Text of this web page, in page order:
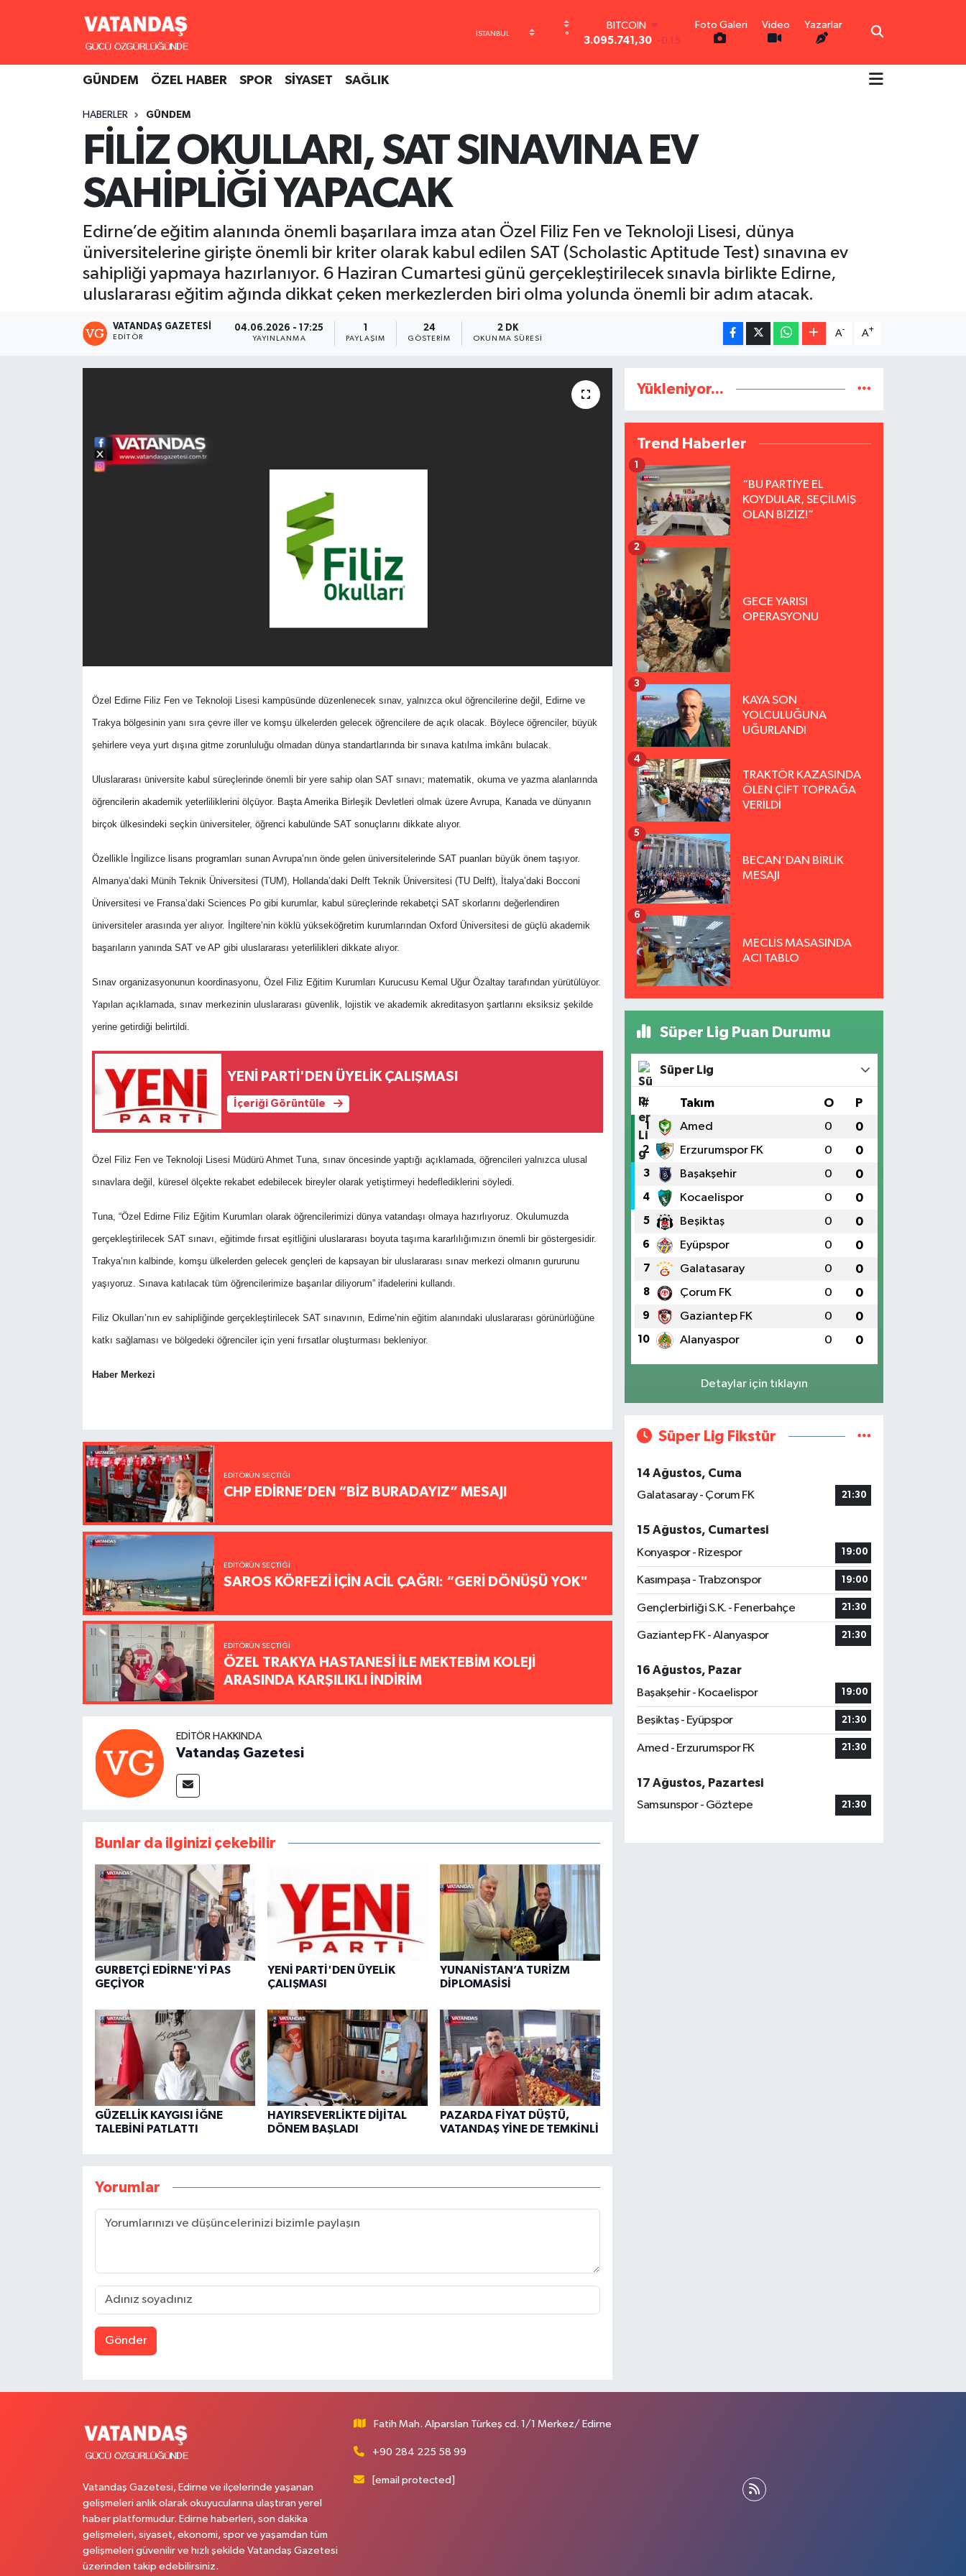
°
3.095.741,30
DOLAR
GRAM ALTIN
6660.55
0
BİST100
Foto Galeri Video Yazarlar
GÜNDEM ÖZEL HABER SPOR SİYASET SAĞLIK
HABERLER GÜNDEM
FİLİZ OKULLARI, SAT SINAVINA EV
SAHİPLİĞİ YAPACAK
Edirne’de eğitim alanında önemli başarılara imza atan Özel Filiz Fen ve Teknoloji Lisesi, dünya
üniversitelerine girişte önemli bir kriter olarak kabul edilen SAT (Scholastic Aptitude Test) sınavına ev
sahipliği yapmaya hazırlanıyor. 6 Haziran Cumartesi günü gerçekleştirilecek sınavla birlikte Edirne,
uluslararası eğitim ağında dikkat çeken merkezlerden biri olma yolunda önemli bir adım atacak.
VATANDAŞ GAZETESI
EDITÖR
04.06.2026 - 17:25
YAYINLANMA PAYLAŞIM
24
GÖSTERIM
2 DK
OKUNMA SÜRESI
A- A+
Özel Edirne Filiz Fen ve Teknoloji Lisesi kampüsünde düzenlenecek sınav, yalnızca okul öğrencilerine değil, Edirne ve
Trakya bölgesinin yanı sıra çevre iller ve komşu ülkelerden gelecek öğrencilere de açık olacak. Böylece öğrenciler, büyük
şehirlere veya yurt dışına gitme zorunluluğu olmadan dünya standartlarında bir sınava katılma imkânı bulacak.
Uluslararası üniversite kabul süreçlerinde önemli bir yere sahip olan SAT sınavı; matematik, okuma ve yazma alanlarında
öğrencilerin akademik yeterliliklerini ölçüyor. Başta Amerika Birleşik Devletleri olmak üzere Avrupa, Kanada ve dünyanın
birçok ülkesindeki seçkin üniversiteler, öğrenci kabulünde SAT sonuçlarını dikkate alıyor.
Özellikle İngilizce lisans programları sunan Avrupa’nın önde gelen üniversitelerinde SAT puanları büyük önem taşıyor.
Almanya’daki Münih Teknik Üniversitesi (TUM), Hollanda’daki Delft Teknik Üniversitesi (TU Delft), İtalya’daki Bocconi
Üniversitesi ve Fransa’daki Sciences Po gibi kurumlar, kabul süreçlerinde rekabetçi SAT skorlarını değerlendiren
üniversiteler arasında yer alıyor. İngiltere’nin köklü yükseköğretim kurumlarından Oxford Üniversitesi de güçlü akademik
başarıların yanında SAT ve AP gibi uluslararası yeterlilikleri dikkate alıyor.
Sınav organizasyonunun koordinasyonu, Özel Filiz Eğitim Kurumları Kurucusu Kemal Uğur Özaltay tarafından yürütülüyor.
Yapılan açıklamada, sınav merkezinin uluslararası güvenlik, lojistik ve akademik akreditasyon şartlarını eksiksiz şekilde
yerine getirdiği belirtildi.
YENİ PARTİ'DEN ÜYELİK ÇALIŞMASI
İçeriği Görüntüle
Özel Filiz Fen ve Teknoloji Lisesi Müdürü Ahmet Tuna, sınav öncesinde yaptığı açıklamada, öğrencileri yalnızca ulusal
sınavlara değil, küresel ölçekte rekabet edebilecek bireyler olarak yetiştirmeyi hedeflediklerini söyledi.
Tuna, “Özel Edirne Filiz Eğitim Kurumları olarak öğrencilerimizi dünya vatandaşı olmaya hazırlıyoruz. Okulumuzda
gerçekleştirilecek SAT sınavı, eğitimde fırsat eşitliğini uluslararası boyuta taşıma kararlılığımızın önemli bir göstergesidir.
Trakya’nın kalbinde, komşu ülkelerden gelecek gençleri de kapsayan bir uluslararası sınav merkezi olmanın gururunu
yaşıyoruz. Sınava katılacak tüm öğrencilerimize başarılar diliyorum” ifadelerini kullandı.
Filiz Okulları’nın ev sahipliğinde gerçekleştirilecek SAT sınavının, Edirne’nin eğitim alanındaki uluslararası görünürlüğüne
katkı sağlaması ve bölgedeki öğrenciler için yeni fırsatlar oluşturması bekleniyor.
Haber Merkezi
EDITÖRÜN SEÇTIĞI
CHP EDİRNE’DEN “BİZ BURADAYIZ” MESAJI
EDITÖRÜN SEÇTIĞI
SAROS KÖRFEZİ İÇİN ACİL ÇAĞRI: “GERİ DÖNÜŞÜ YOK"
EDITÖRÜN SEÇTIĞI
ÖZEL TRAKYA HASTANESİ İLE MEKTEBİM KOLEJİ
ARASINDA KARŞILIKLI İNDİRİM
EDITÖR HAKKINDA
Vatandaş Gazetesi
Bunlar da ilginizi çekebilir
GURBETÇİ EDİRNE'Yİ PAS
GEÇİYOR
YENİ PARTİ'DEN ÜYELİK
ÇALIŞMASI
YUNANİSTAN’A TURİZM
DİPLOMASİSİ
GÜZELLİK KAYGISI İĞNE
TALEBİNİ PATLATTI
HAYIRSEVERLİKTE DİJİTAL
DÖNEM BAŞLADI
PAZARDA FİYAT DÜŞTÜ,
VATANDAŞ YİNE DE TEMKİNLİ
Yorumlar
Gönder
Yükleniyor...
Trend Haberler
“BU PARTİYE EL
KOYDULAR, SEÇİLMİŞ
OLAN BİZİZ!”
1
GECE YARISI
OPERASYONU
2
KAYA SON
YOLCULUĞUNA
UĞURLANDI
3
TRAKTÖR KAZASINDA
ÖLEN ÇİFT TOPRAĞA
VERİLDİ
4
BECAN'DAN BİRLİK
MESAJI
5
MECLİS MASASINDA
ACI TABLO
6
Süper Lig Puan Durumu
Süper Lig
# Takım O P
1 Amed 0 0
2 Erzurumspor FK 0 0
3 Başakşehir 0 0
4 Kocaelispor 0 0
5 Beşiktaş 0 0
6 Eyüpspor 0 0
7 Galatasaray 0 0
8 Çorum FK 0 0
9 Gaziantep FK 0 0
10 Alanyaspor 0 0
Detaylar için tıklayın
Süper Lig Fikstür
14 Ağustos, Cuma
Galatasaray - Çorum FK
21:30
15 Ağustos, Cumartesi
Konyaspor - Rizespor
19:00
Kasımpaşa - Trabzonspor 19:00
Gençlerbirliği S.K. - Fenerbahçe 21:30
Gaziantep FK - Alanyaspor 21:30
16 Ağustos, Pazar
Başakşehir - Kocaelispor
19:00
Beşiktaş - Eyüpspor 21:30
Amed - Erzurumspor FK 21:30
17 Ağustos, Pazartesi
Samsunspor - Göztepe
21:30
Vatandaş Gazetesi, Edirne ve ilçelerinde yaşanan
gelişmeleri anlık olarak okuyucularına ulaştıran yerel
haber platformudur. Edirne haberleri, son dakika
gelişmeleri, siyaset, ekonomi, spor ve yaşamdan tüm
gelişmeleri güvenilir ve hızlı şekilde Vatandaş Gazetesi
üzerinden takip edebilirsiniz.
Fatih Mah. Alparslan Türkeş cd. 1/1 Merkez/ Edirne
+90 284 225 58 99
[email protected]
GÜNDEM
SİYASET
SAĞLIK
Hava Durumu
Süper Lig Puan Durumu ve Fikstür
Tüm Manşetler
Son Dakika Haberleri
Haber Arşivi